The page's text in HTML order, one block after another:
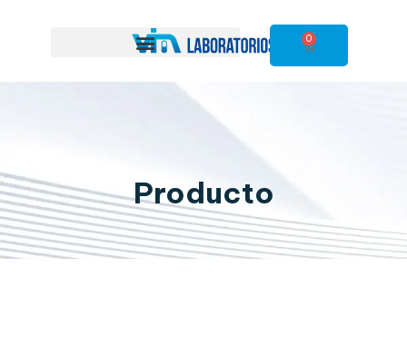
0
Producto